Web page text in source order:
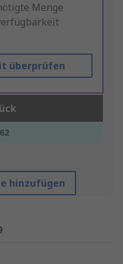
Menge
überprüfen
hinzufügen